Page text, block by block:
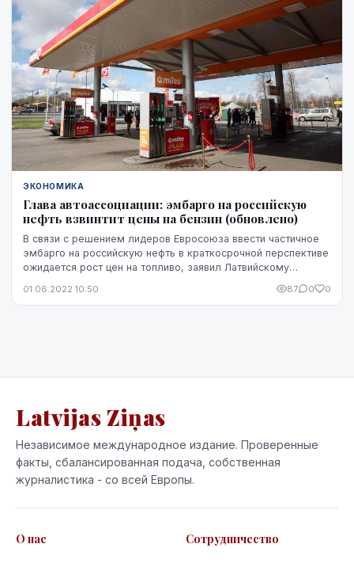
ЭКОНОМИКА
Глава автоассоциации: эмбарго на российскую
нефть взвинтит цены на бензин (обновлено)
В связи с решением лидеров Евросоюза ввести частичное
эмбарго на российскую нефть в краткосрочной перспективе
ожидается рост цен на топливо, заявил Латвийскому
01.06.2022 10:50 87 0 0
Latvijas Ziņas
Независимое международное издание. Проверенные
факты, сбалансированная подача, собственная
журналистика - со всей Европы.
О нас Сотрудничество